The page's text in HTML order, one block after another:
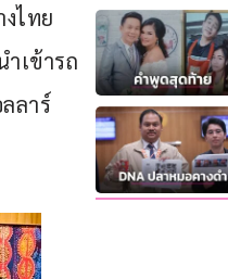
ไทย
เข้ารถ
ลาร์